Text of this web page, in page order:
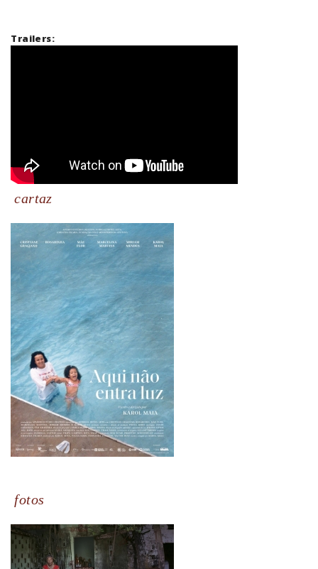
Trailers:
cartaz
fotos